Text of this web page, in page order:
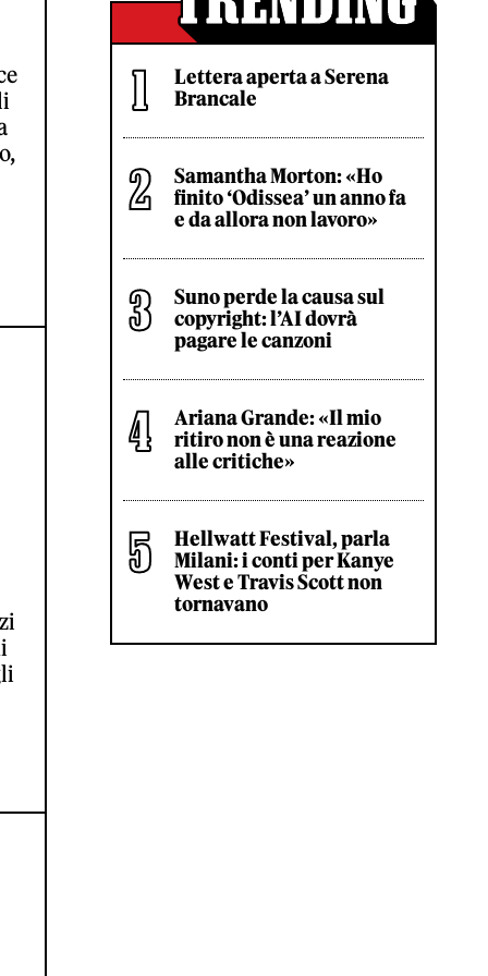
Lettera aperta a Serena
Brancale
Samantha Morton: «Ho
finito ‘Odissea’ un anno fa
e da allora non lavoro»
Suno perde la causa sul
copyright: l’AI dovrà
pagare le canzoni
Ariana Grande: «Il mio
ritiro non è una reazione
alle critiche»
Hellwatt Festival, parla
Milani: i conti per Kanye
West e Travis Scott non
tornavano